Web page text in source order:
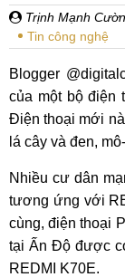
Trịnh Mạnh
Tin công nghệ
Blogger
của một bộ điện
Điện thoại mới
lá cây và đen,
Nhiều cư dân
tương ứng với
cùng, điện thoại
tại Ấn Độ được
REDMI K70E.